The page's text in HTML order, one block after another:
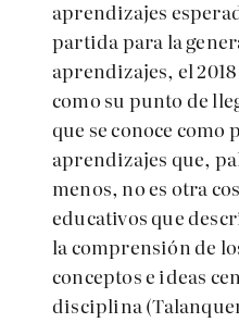
aprendizajes
partida para la
aprendizajes, el
como su punto de
que se conoce como
aprendizajes que,
menos, no es otra
educativos que
la comprensión de
conceptos e ideas
disciplina